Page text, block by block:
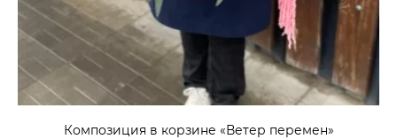
Композиция в корзине «Ветер перемен»